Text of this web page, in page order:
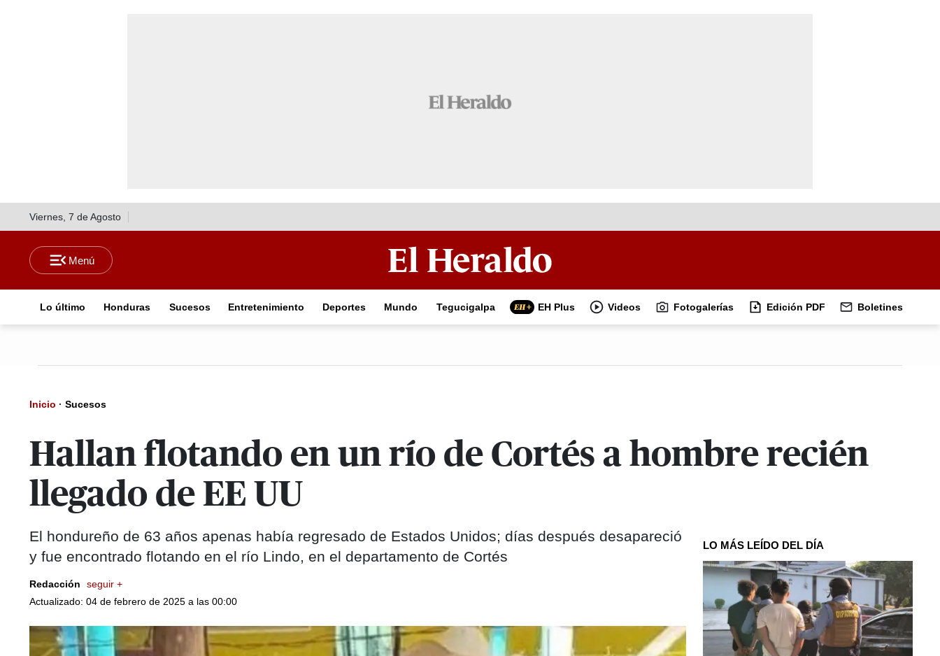
Viernes, 7 de Agosto
Lo último Honduras Sucesos Entretenimiento Deportes Mundo Tegucigalpa EH Plus Videos Fotogalerías Edición PDF Boletines
Inicio · Sucesos
Hallan flotando en un río de Cortés a hombre recién
llegado de EE UU
El hondureño de 63 años apenas había regresado de Estados Unidos; días después desapareció
y fue encontrado flotando en el río Lindo, en el departamento de Cortés
Redacción
seguir +
Actualizado: 04 de febrero de 2025 a las 00:00
LO MÁS LEÍDO DEL DÍA